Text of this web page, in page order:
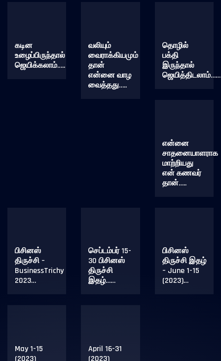
கடின
உழைப்பிருந்தால்
ஜெயிக்கலாம்…..
வலியும்
வைராக்கியமும்
தான்
என்னை வாழ
வைத்தது…..
தொழில்
பக்தி
இருந்தால்
என்னை
சாதனையாளராக
மாற்றியது
என் கணவர்
தான்…..
பிசினஸ்
திருச்சி –
BusinessTrichy
2023…
செப்டம்பர் 15-
30 பிசினஸ்
திருச்சி
இதழ்……
பிசினஸ்
திருச்சி இதழ்
– June 1-15
(2023)…
May 1-15
(2023)
April 16-31
(2023)